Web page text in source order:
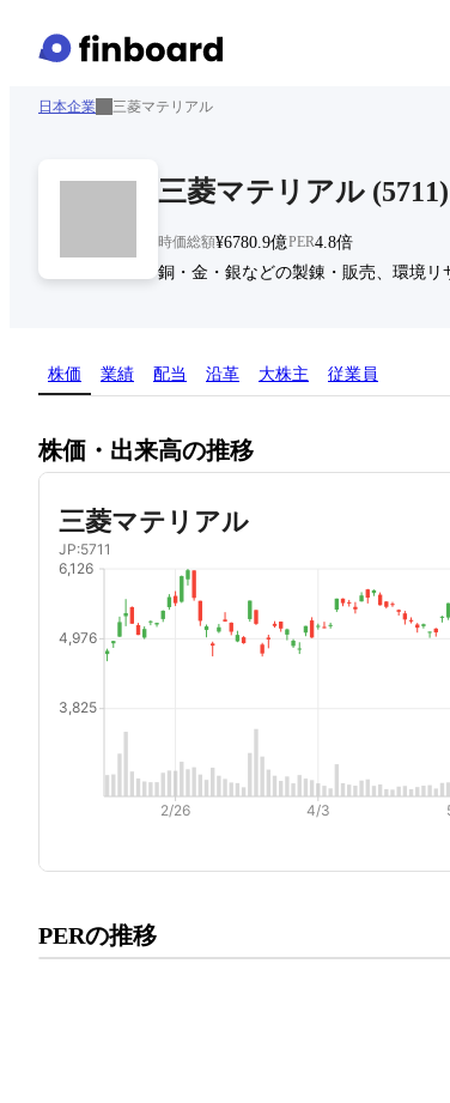
日本企業 三菱マテリアル
三菱マテリアル (5711)
時価総額¥6780.9億PER4.8倍
銅・金・銀などの製錬・販売、環境リ
株価 業績 配当 沿革 大株主 従業員
株価・出来高の推移
PERの推移
PERの推移にアク